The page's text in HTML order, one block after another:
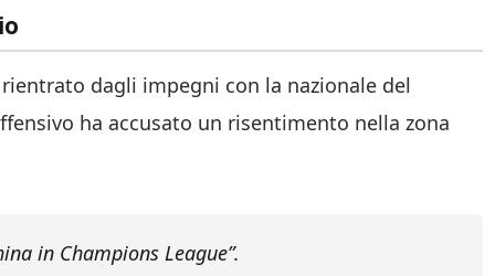
dagli impegni con la nazionale del
ha accusato un risentimento nella zona
in Champions League”.